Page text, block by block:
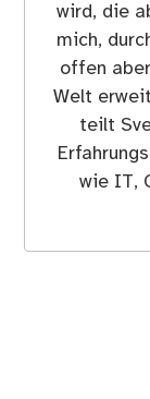
wird, die
mich,
offen
Welt
teilt
wie IT,